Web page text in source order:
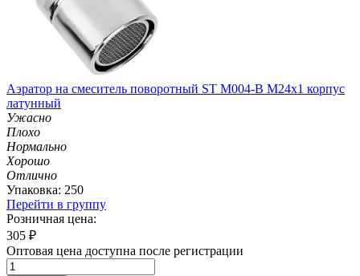
Аэратор на смеситель поворотный ST М004-B М24х1 корпус
латунный
Ужасно
Плохо
Нормально
Хорошо
Отлично
Упаковка: 250
Перейти в группу
Розничная цена:
305 ₽
Оптовая цена доступна после регистрации